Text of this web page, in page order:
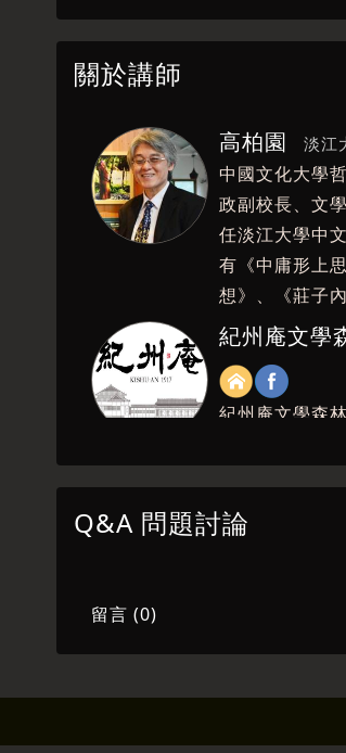
關於講師
高柏園 淡江
中國文化大學
政副校長、文
任淡江大學中
有《中庸形上
想》、《莊子
紀州庵文學
紀州庵文學森
講座以及藝
隨著講者的影
Q&A 問題討論
留言 (0)